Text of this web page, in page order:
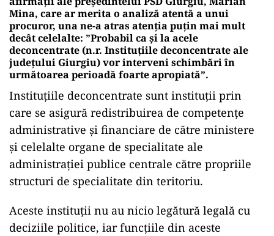
Mina, care ar merita o analiză atentă a unui
procuror, una ne-a atras atenția puțin mai mult
decât celelalte: ”Probabil ca și la acele
deconcentrate (n.r. Instituțiile deconcentrate ale
județului Giurgiu) vor interveni schimbări în
următoarea perioadă foarte apropiată”.
Instituțiile deconcentrate sunt instituții prin
care se asigură redistribuirea de competențe
administrative și financiare de către ministere
și celelalte organe de specialitate ale
administrației publice centrale către propriile
structuri de specialitate din teritoriu.
Aceste instituții nu au nicio legătură legală cu
deciziile politice, iar funcțiile din aceste